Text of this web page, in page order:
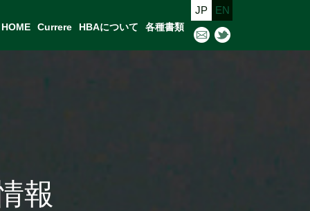
JP EN
HOME Currere HBAについて 各種書類
報